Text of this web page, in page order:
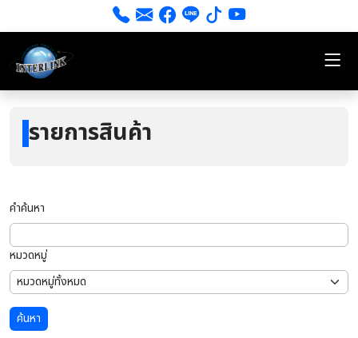
รายการสินค้า
คำค้นหา
หมวดหมู่
ค้นหา